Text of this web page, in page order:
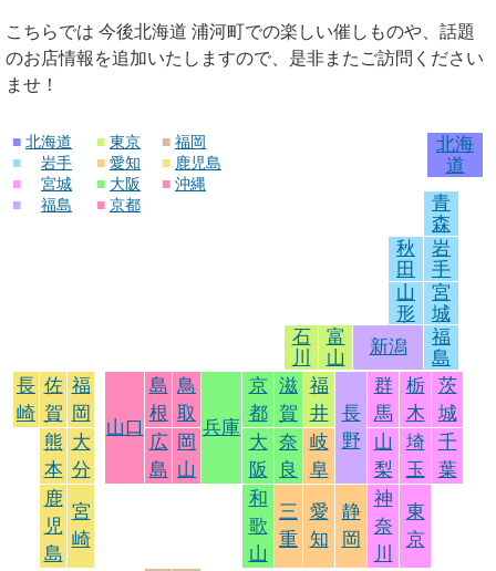
こちらでは 今後北海道 浦河町での楽しい催しものや、話題
のお店情報を追加いたしますので、是非またご訪問ください
ませ！
■ 北海道
■
岩手
■
宮城
■
福島
■ 東京
■ 愛知
■ 大阪
■ 京都
■ 福岡
■ 鹿児島
■ 沖縄
北海
道
青
森
秋
田
岩
手
山
形
宮
城
石
川
富
山
新潟
福
島
長
崎
佐
賀
福
岡
山口
島
根
鳥
取
兵庫
京
都
滋
賀
福
井
長
野
群
馬
栃
木
茨
城
熊
本
大
分
広
島
岡
山
大
阪
奈
良
岐
阜
山
梨
埼
玉
千
葉
鹿
児
島
宮
崎
和
歌
山
三
重
愛
知
静
岡
神
奈
川
東
京